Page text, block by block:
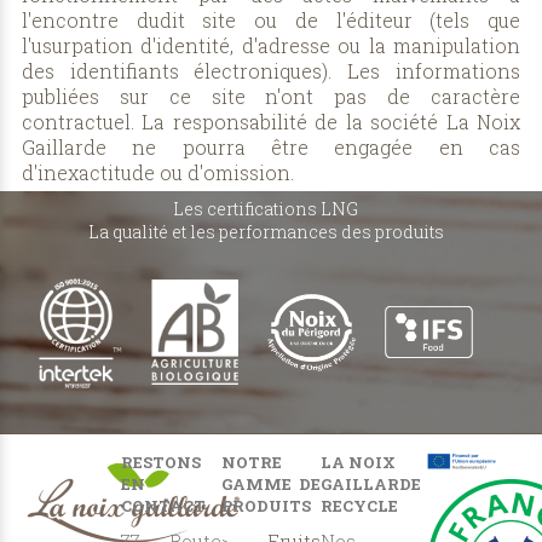
l'encontre dudit site ou de l'éditeur (tels que
l'usurpation d'identité, d'adresse ou la manipulation
des identifiants électroniques). Les informations
publiées sur ce site n'ont pas de caractère
contractuel. La responsabilité de la société La Noix
Gaillarde ne pourra être engagée en cas
d'inexactitude ou d'omission.
Les certifications LNG
La qualité et les performances des produits
RESTONS
EN
CONTACT
NOTRE
GAMME DE
PRODUITS
LA NOIX
GAILLARDE
RECYCLE